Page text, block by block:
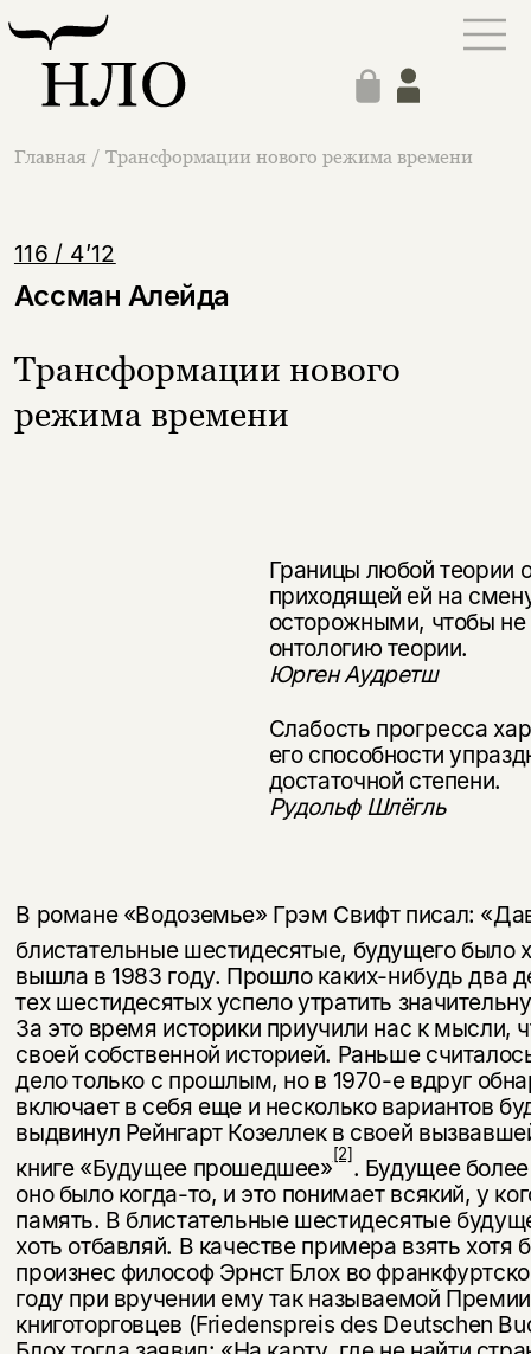
Главная / Трансформации нового режима времени
116 / 4’12
Ассман Алейда
Трансформации нового
режима времени
Границы любой теории
приходящей ей на
осторожными, чтобы не
онтологию теории.
Юрген Аудретш
Слабость прогресса
его способности
достаточной степени.
Рудольф Шлёгль
В романе «Водоземье» Грэм Свифт писал:
блистательные шестидесятые, будущего было
вышла в 1983 году. Прошло каких-нибудь два
тех шестидесятых ус­пело утратить
За это время историки приучили нас к мысли,
своей собственной историей. Раньше
дело только с прошлым, но в 1970-е вдруг
включает в себя еще и несколько вариан­тов
выдвинул Рейнгарт Козеллек в своей
книге «Будущее прошедшее»[2]. Будущее
оно было когда-то, и это понимает всякий, у
память. В блистательные шестидесятые
хоть отбавляй. В качестве примера взять хотя
произнес философ Эрнст Блох во
году при вручении ему так называемой
книготорговцев (Friedenspreis des Deutschen